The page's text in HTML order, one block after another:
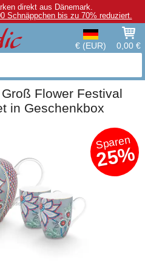
direkt aus Dänemark.
Schnäppchen bis zu 70% reduziert.
€ (EUR) 0,00 €
Flower Festival
in Geschenkbox
Sparen
25%